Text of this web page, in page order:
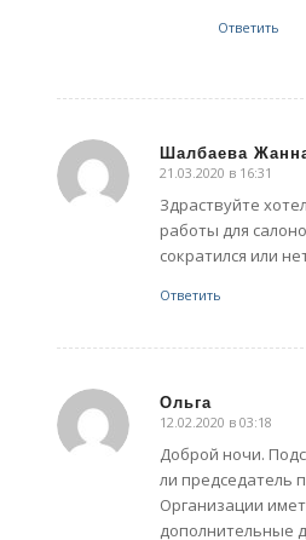
Ответить
Шалбаева
говорит:
21.03.2020 в 16:31
Здраствуйте
работы для
сократился или
Ответить
Ольга
говорит:
12.02.2020 в 03:18
Доброй ночи.
ли председатель
Организации
дополнительные